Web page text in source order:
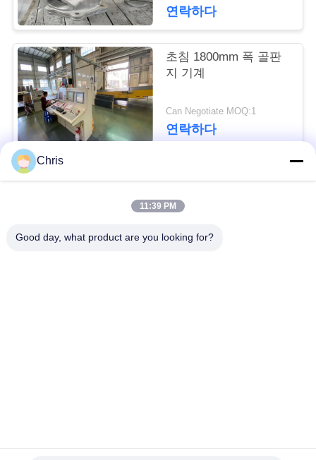
뉴
스
인
용
문
을
구
연락하다
초침 1800mm 폭 골판
지 기계
Can Negotiate MOQ:1
연락하다
비 부직물 산업용 롤러
Chris
11:39 PM
Good day, what product are you looking for?